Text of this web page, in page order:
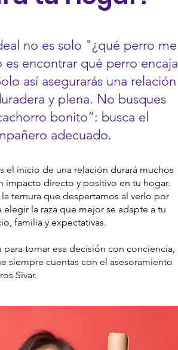
no es solo "¿qué perro me
es encontrar qué perro encaja
así asegurarás una relación
y plena. No busques
bonito”: busca el
adecuado.
el inicio de una relación durará muchos
impacto directo y positivo en tu hogar.
la ternura que despertamos al verlo por
elegir la raza que mejor se adapte a tu
familia y expectativas.
tomar esa decisión con conciencia,
siempre cuentas con el asesoramiento
Sivar.